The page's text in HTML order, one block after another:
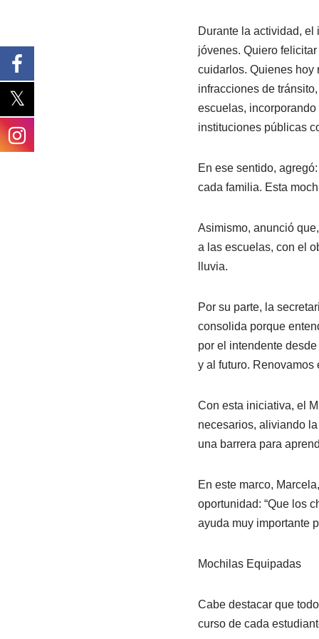
Durante la actividad, el
jóvenes. Quiero
cuidarlos. Quienes hoy
infracciones de
escuelas,
instituciones públicas
En ese sentido,
cada familia. Esta
Asimismo, anunció
a las escuelas, con el
lluvia.
Por su parte, la
consolida porque
por el intendente
y al futuro. Renovamos
Con esta iniciativa, el
necesarios, aliviando
una barrera para
En este marco,
oportunidad: “Que los
ayuda muy importante
Mochilas Equipadas
Cabe destacar que
curso de cada